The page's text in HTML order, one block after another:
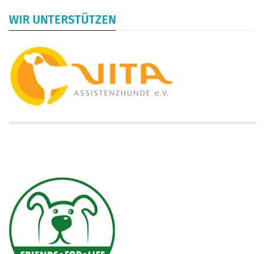
WIR UNTERSTÜTZEN